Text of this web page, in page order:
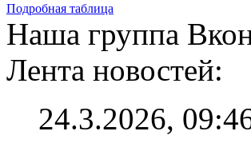
Подробная таблица
Наша группа
Лента новостей:
24.3.2026,